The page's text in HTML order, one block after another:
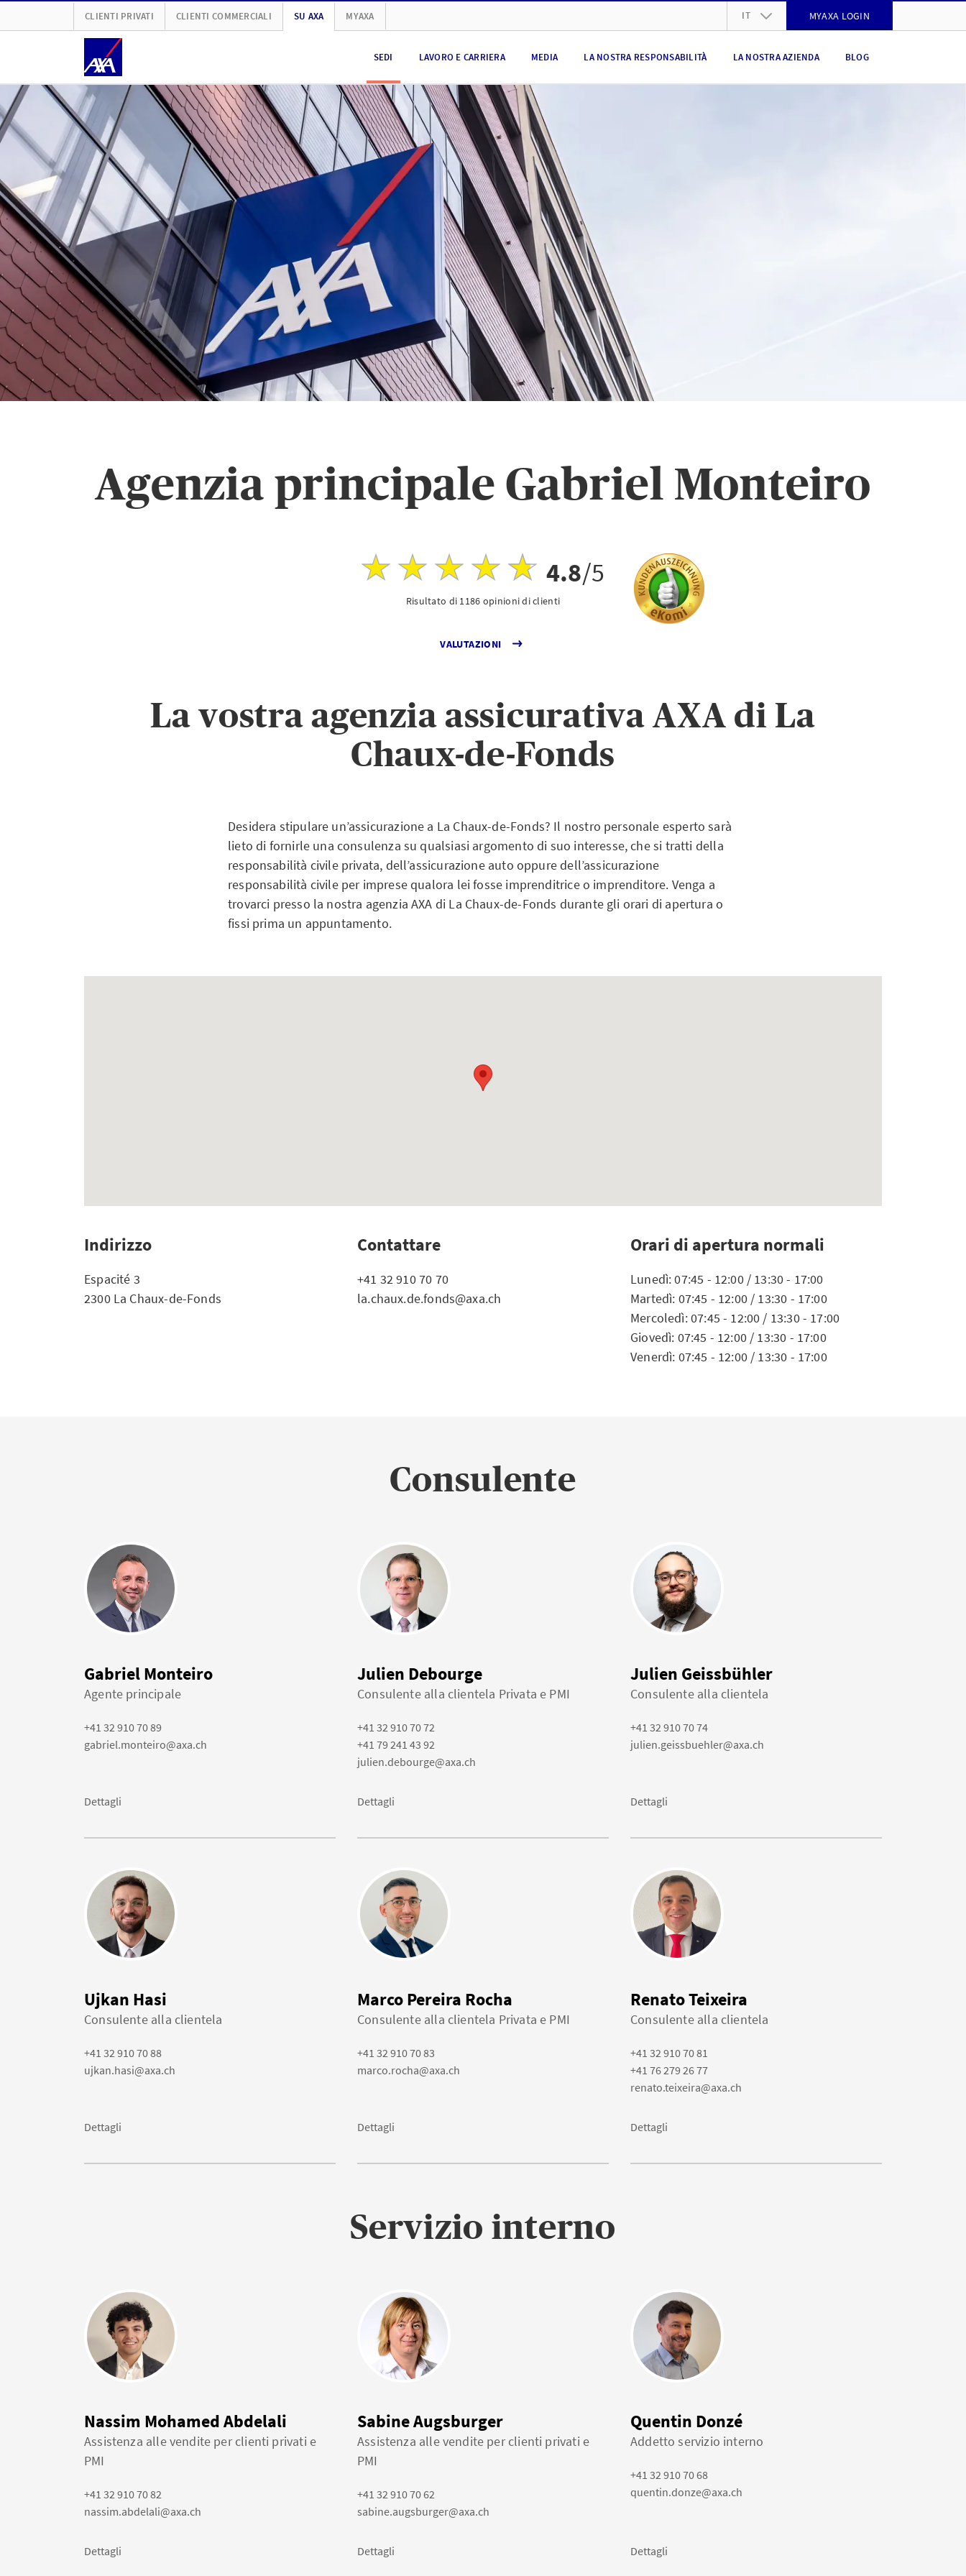
CLIENTI PRIVATI CLIENTI COMMERCIALI SU AXA MYAXA IT MYAXA LOGIN
SEDI LAVORO E CARRIERA MEDIA LA NOSTRA RESPONSABILITÀ LA NOSTRA AZIENDA BLOG
Agenzia principale Gabriel Monteiro
4.8/5
Risultato di 1186 opinioni di clienti
VALUTAZIONI
La vostra agenzia assicurativa AXA di La
Chaux-de-Fonds
Desidera stipulare un’assicurazione a La Chaux-de-Fonds? Il nostro personale esperto sarà
lieto di fornirle una consulenza su qualsiasi argomento di suo interesse, che si tratti della
responsabilità civile privata, dell’assicurazione auto oppure dell’assicurazione
responsabilità civile per imprese qualora lei fosse imprenditrice o imprenditore. Venga a
trovarci presso la nostra agenzia AXA di La Chaux-de-Fonds durante gli orari di apertura o
fissi prima un appuntamento.
Indirizzo
Espacité 3
2300 La Chaux-de-Fonds
Contattare
+41 32 910 70 70
la.chaux.de.fonds@axa.ch
Orari di apertura normali
Lunedì: 07:45 - 12:00 / 13:30 - 17:00
Martedì: 07:45 - 12:00 / 13:30 - 17:00
Mercoledì: 07:45 - 12:00 / 13:30 - 17:00
Giovedì: 07:45 - 12:00 / 13:30 - 17:00
Venerdì: 07:45 - 12:00 / 13:30 - 17:00
Consulente
Gabriel Monteiro
Agente principale
+41 32 910 70 89
gabriel.monteiro@axa.ch
Dettagli
Julien Debourge
Consulente alla clientela Privata e PMI
+41 32 910 70 72
+41 79 241 43 92
julien.debourge@axa.ch
Dettagli
Julien Geissbühler
Consulente alla clientela
+41 32 910 70 74
julien.geissbuehler@axa.ch
Dettagli
Ujkan Hasi
Consulente alla clientela
+41 32 910 70 88
ujkan.hasi@axa.ch
Dettagli
Marco Pereira Rocha
Consulente alla clientela Privata e PMI
+41 32 910 70 83
marco.rocha@axa.ch
Dettagli
Renato Teixeira
Consulente alla clientela
+41 32 910 70 81
+41 76 279 26 77
renato.teixeira@axa.ch
Dettagli
Servizio interno
Nassim Mohamed Abdelali
Assistenza alle vendite per clienti privati e
PMI
+41 32 910 70 82
nassim.abdelali@axa.ch
Dettagli
Sabine Augsburger
Assistenza alle vendite per clienti privati e
PMI
+41 32 910 70 62
sabine.augsburger@axa.ch
Dettagli
Quentin Donzé
Addetto servizio interno
+41 32 910 70 68
quentin.donze@axa.ch
Dettagli